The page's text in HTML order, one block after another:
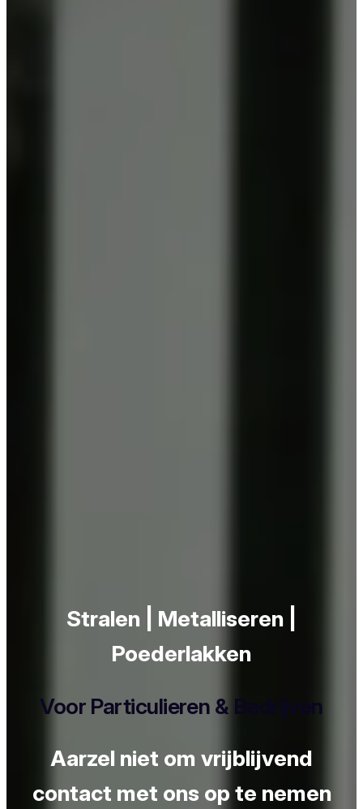
Stralen | Metalliseren |
Poederlakken
Voor Particulieren & Bedrijven
Aarzel niet om vrijblijvend
contact met ons op te nemen